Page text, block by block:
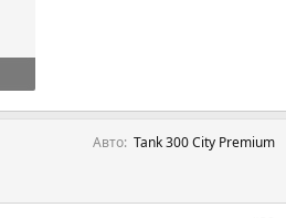
Авто Tank 300 City Premium